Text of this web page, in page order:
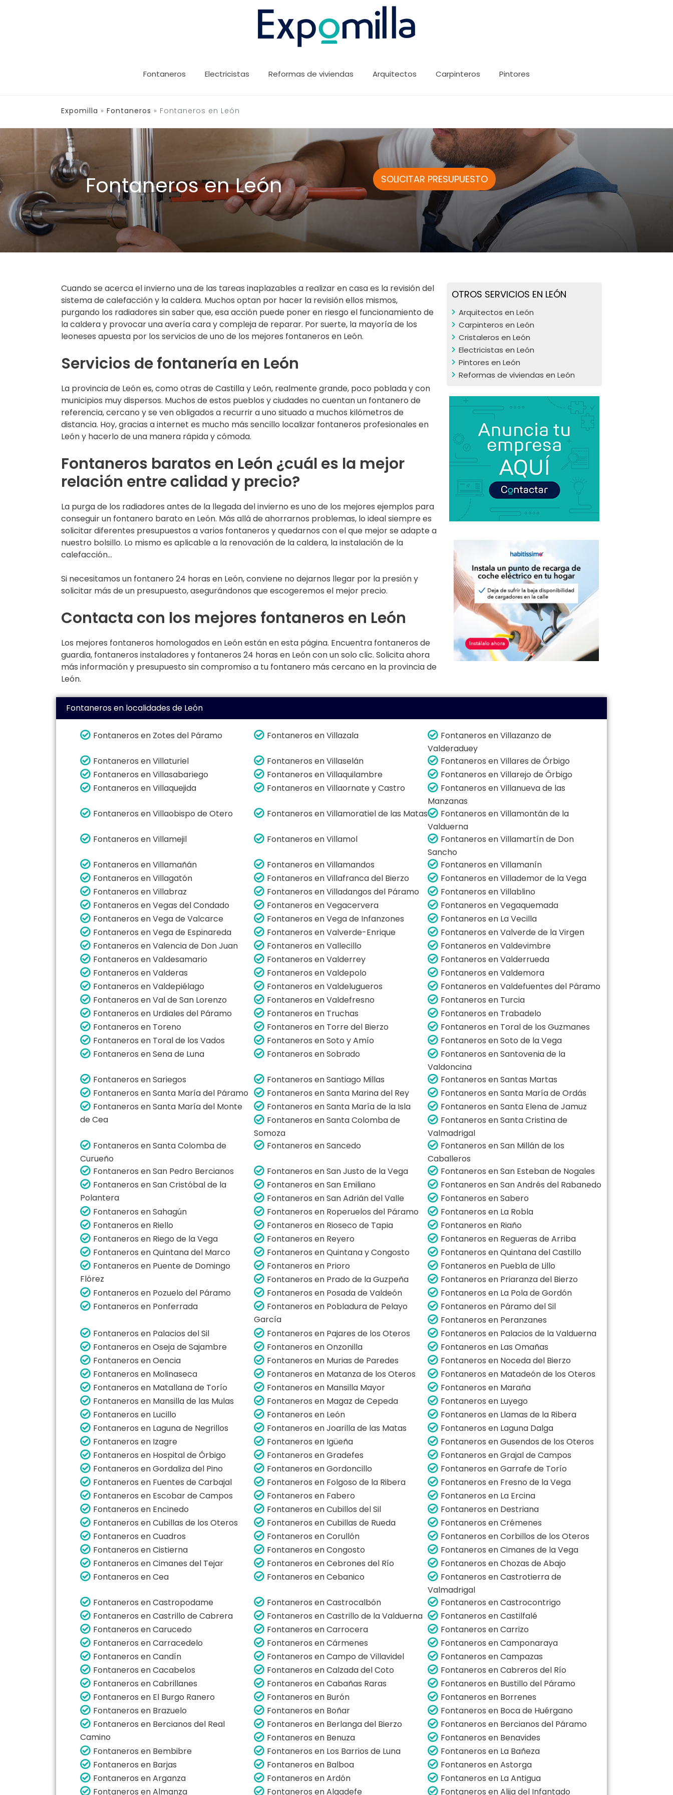
Fontaneros Electricistas Reformas de viviendas Arquitectos Carpinteros Pintores
Expomilla » Fontaneros » Fontaneros en León
Fontaneros en León SOLICITAR PRESUPUESTO
Cuando se acerca el invierno una de las tareas inaplazables a realizar en casa es la revisión del
sistema de calefacción y la caldera. Muchos optan por hacer la revisión ellos mismos,
purgando los radiadores sin saber que, esa acción puede poner en riesgo el funcionamiento de
la caldera y provocar una avería cara y compleja de reparar. Por suerte, la mayoría de los
leoneses apuesta por los servicios de uno de los mejores fontaneros en León.
Servicios de fontanería en León
La provincia de León es, como otras de Castilla y León, realmente grande, poco poblada y con
municipios muy dispersos. Muchos de estos pueblos y ciudades no cuentan un fontanero de
referencia, cercano y se ven obligados a recurrir a uno situado a muchos kilómetros de
distancia. Hoy, gracias a internet es mucho más sencillo localizar fontaneros profesionales en
León y hacerlo de una manera rápida y cómoda.
Fontaneros baratos en León ¿cuál es la mejor
relación entre calidad y precio?
La purga de los radiadores antes de la llegada del invierno es uno de los mejores ejemplos para
conseguir un fontanero barato en León. Más allá de ahorrarnos problemas, lo ideal siempre es
solicitar diferentes presupuestos a varios fontaneros y quedarnos con el que mejor se adapte a
nuestro bolsillo. Lo mismo es aplicable a la renovación de la caldera, la instalación de la
calefacción…
Si necesitamos un fontanero 24 horas en León, conviene no dejarnos llegar por la presión y
solicitar más de un presupuesto, asegurándonos que escogeremos el mejor precio.
Contacta con los mejores fontaneros en León
Los mejores fontaneros homologados en León están en esta página. Encuentra fontaneros de
guardia, fontaneros instaladores y fontaneros 24 horas en León con un solo clic. Solicita ahora
más información y presupuesto sin compromiso a tu fontanero más cercano en la provincia de
León.
OTROS SERVICIOS EN LEÓN
Arquitectos en León
Carpinteros en León
Cristaleros en León
Electricistas en León
Pintores en León
Reformas de viviendas en León
Fontaneros en localidades de León
Fontaneros en Zotes del Páramo Fontaneros en Villazala
Fontaneros en Villazanzo de
Valderaduey
Fontaneros en Villaturiel
Fontaneros en Villaselán
Fontaneros en Villares de Órbigo
Fontaneros en Villasabariego
Fontaneros en Villaquilambre
Fontaneros en Villarejo de Órbigo
Fontaneros en Villaquejida
Fontaneros en Villaornate y Castro
Fontaneros en Villanueva de las
Manzanas
Fontaneros en Villaobispo de Otero
Fontaneros en Villamoratiel de las Matas
Fontaneros en Villamontán de la
Valduerna
Fontaneros en Villamejil
Fontaneros en Villamol
Fontaneros en Villamartín de Don
Sancho
Fontaneros en Villamañán
Fontaneros en Villamandos
Fontaneros en Villamanín
Fontaneros en Villagatón
Fontaneros en Villafranca del Bierzo
Fontaneros en Villademor de la Vega
Fontaneros en Villabraz
Fontaneros en Villadangos del Páramo
Fontaneros en Villablino
Fontaneros en Vegas del Condado
Fontaneros en Vegacervera
Fontaneros en Vegaquemada
Fontaneros en Vega de Valcarce
Fontaneros en Vega de Infanzones
Fontaneros en La Vecilla
Fontaneros en Vega de Espinareda
Fontaneros en Valverde-Enrique
Fontaneros en Valverde de la Virgen
Fontaneros en Valencia de Don Juan
Fontaneros en Vallecillo
Fontaneros en Valdevimbre
Fontaneros en Valdesamario
Fontaneros en Valderrey
Fontaneros en Valderrueda
Fontaneros en Valderas
Fontaneros en Valdepolo
Fontaneros en Valdemora
Fontaneros en Valdepiélago
Fontaneros en Valdelugueros
Fontaneros en Valdefuentes del Páramo
Fontaneros en Val de San Lorenzo
Fontaneros en Valdefresno
Fontaneros en Turcia
Fontaneros en Urdiales del Páramo
Fontaneros en Truchas
Fontaneros en Trabadelo
Fontaneros en Toreno
Fontaneros en Torre del Bierzo
Fontaneros en Toral de los Guzmanes
Fontaneros en Toral de los Vados
Fontaneros en Soto y Amío
Fontaneros en Soto de la Vega
Fontaneros en Sena de Luna
Fontaneros en Sobrado
Fontaneros en Santovenia de la
Valdoncina
Fontaneros en Sariegos
Fontaneros en Santiago Millas
Fontaneros en Santas Martas
Fontaneros en Santa María del Páramo
Fontaneros en Santa Marina del Rey
Fontaneros en Santa María de Ordás
Fontaneros en Santa María del Monte
de Cea
Fontaneros en Santa María de la Isla
Fontaneros en Santa Elena de Jamuz
Fontaneros en Santa Colomba de
Somoza
Fontaneros en Santa Cristina de
Valmadrigal
Fontaneros en Santa Colomba de
Curueño
Fontaneros en Sancedo
Fontaneros en San Millán de los
Caballeros
Fontaneros en San Pedro Bercianos
Fontaneros en San Justo de la Vega
Fontaneros en San Esteban de Nogales
Fontaneros en San Cristóbal de la
Polantera
Fontaneros en San Emiliano
Fontaneros en San Andrés del Rabanedo
Fontaneros en San Adrián del Valle
Fontaneros en Sabero
Fontaneros en Sahagún
Fontaneros en Roperuelos del Páramo
Fontaneros en La Robla
Fontaneros en Riello
Fontaneros en Rioseco de Tapia
Fontaneros en Riaño
Fontaneros en Riego de la Vega
Fontaneros en Reyero
Fontaneros en Regueras de Arriba
Fontaneros en Quintana del Marco
Fontaneros en Quintana y Congosto
Fontaneros en Quintana del Castillo
Fontaneros en Puente de Domingo
Flórez
Fontaneros en Prioro
Fontaneros en Puebla de Lillo
Fontaneros en Prado de la Guzpeña
Fontaneros en Priaranza del Bierzo
Fontaneros en Pozuelo del Páramo
Fontaneros en Posada de Valdeón
Fontaneros en La Pola de Gordón
Fontaneros en Ponferrada
Fontaneros en Pobladura de Pelayo
García
Fontaneros en Páramo del Sil
Fontaneros en Peranzanes
Fontaneros en Palacios del Sil
Fontaneros en Pajares de los Oteros
Fontaneros en Palacios de la Valduerna
Fontaneros en Oseja de Sajambre
Fontaneros en Onzonilla
Fontaneros en Las Omañas
Fontaneros en Oencia
Fontaneros en Murias de Paredes
Fontaneros en Noceda del Bierzo
Fontaneros en Molinaseca
Fontaneros en Matanza de los Oteros
Fontaneros en Matadeón de los Oteros
Fontaneros en Matallana de Torío
Fontaneros en Mansilla Mayor
Fontaneros en Maraña
Fontaneros en Mansilla de las Mulas
Fontaneros en Magaz de Cepeda
Fontaneros en Luyego
Fontaneros en Lucillo
Fontaneros en León
Fontaneros en Llamas de la Ribera
Fontaneros en Laguna de Negrillos
Fontaneros en Joarilla de las Matas
Fontaneros en Laguna Dalga
Fontaneros en Izagre
Fontaneros en Igüeña
Fontaneros en Gusendos de los Oteros
Fontaneros en Hospital de Órbigo
Fontaneros en Gradefes
Fontaneros en Grajal de Campos
Fontaneros en Gordaliza del Pino
Fontaneros en Gordoncillo
Fontaneros en Garrafe de Torío
Fontaneros en Fuentes de Carbajal
Fontaneros en Folgoso de la Ribera
Fontaneros en Fresno de la Vega
Fontaneros en Escobar de Campos
Fontaneros en Fabero
Fontaneros en La Ercina
Fontaneros en Encinedo
Fontaneros en Cubillos del Sil
Fontaneros en Destriana
Fontaneros en Cubillas de los Oteros
Fontaneros en Cubillas de Rueda
Fontaneros en Crémenes
Fontaneros en Cuadros
Fontaneros en Corullón
Fontaneros en Corbillos de los Oteros
Fontaneros en Cistierna
Fontaneros en Congosto
Fontaneros en Cimanes de la Vega
Fontaneros en Cimanes del Tejar
Fontaneros en Cebrones del Río
Fontaneros en Chozas de Abajo
Fontaneros en Cea
Fontaneros en Cebanico
Fontaneros en Castrotierra de
Valmadrigal
Fontaneros en Castropodame
Fontaneros en Castrocalbón
Fontaneros en Castrocontrigo
Fontaneros en Castrillo de Cabrera
Fontaneros en Castrillo de la Valduerna
Fontaneros en Castilfalé
Fontaneros en Carucedo
Fontaneros en Carrocera
Fontaneros en Carrizo
Fontaneros en Carracedelo
Fontaneros en Cármenes
Fontaneros en Camponaraya
Fontaneros en Candín
Fontaneros en Campo de Villavidel
Fontaneros en Campazas
Fontaneros en Cacabelos
Fontaneros en Calzada del Coto
Fontaneros en Cabreros del Río
Fontaneros en Cabrillanes
Fontaneros en Cabañas Raras
Fontaneros en Bustillo del Páramo
Fontaneros en El Burgo Ranero
Fontaneros en Burón
Fontaneros en Borrenes
Fontaneros en Brazuelo
Fontaneros en Boñar
Fontaneros en Boca de Huérgano
Fontaneros en Bercianos del Real
Camino
Fontaneros en Berlanga del Bierzo
Fontaneros en Bercianos del Páramo
Fontaneros en Benuza
Fontaneros en Benavides
Fontaneros en Bembibre
Fontaneros en Los Barrios de Luna
Fontaneros en La Bañeza
Fontaneros en Barjas
Fontaneros en Balboa
Fontaneros en Astorga
Fontaneros en Arganza
Fontaneros en Ardón
Fontaneros en La Antigua
Fontaneros en Almanza
Fontaneros en Algadefe Fontaneros en Alija del Infantado